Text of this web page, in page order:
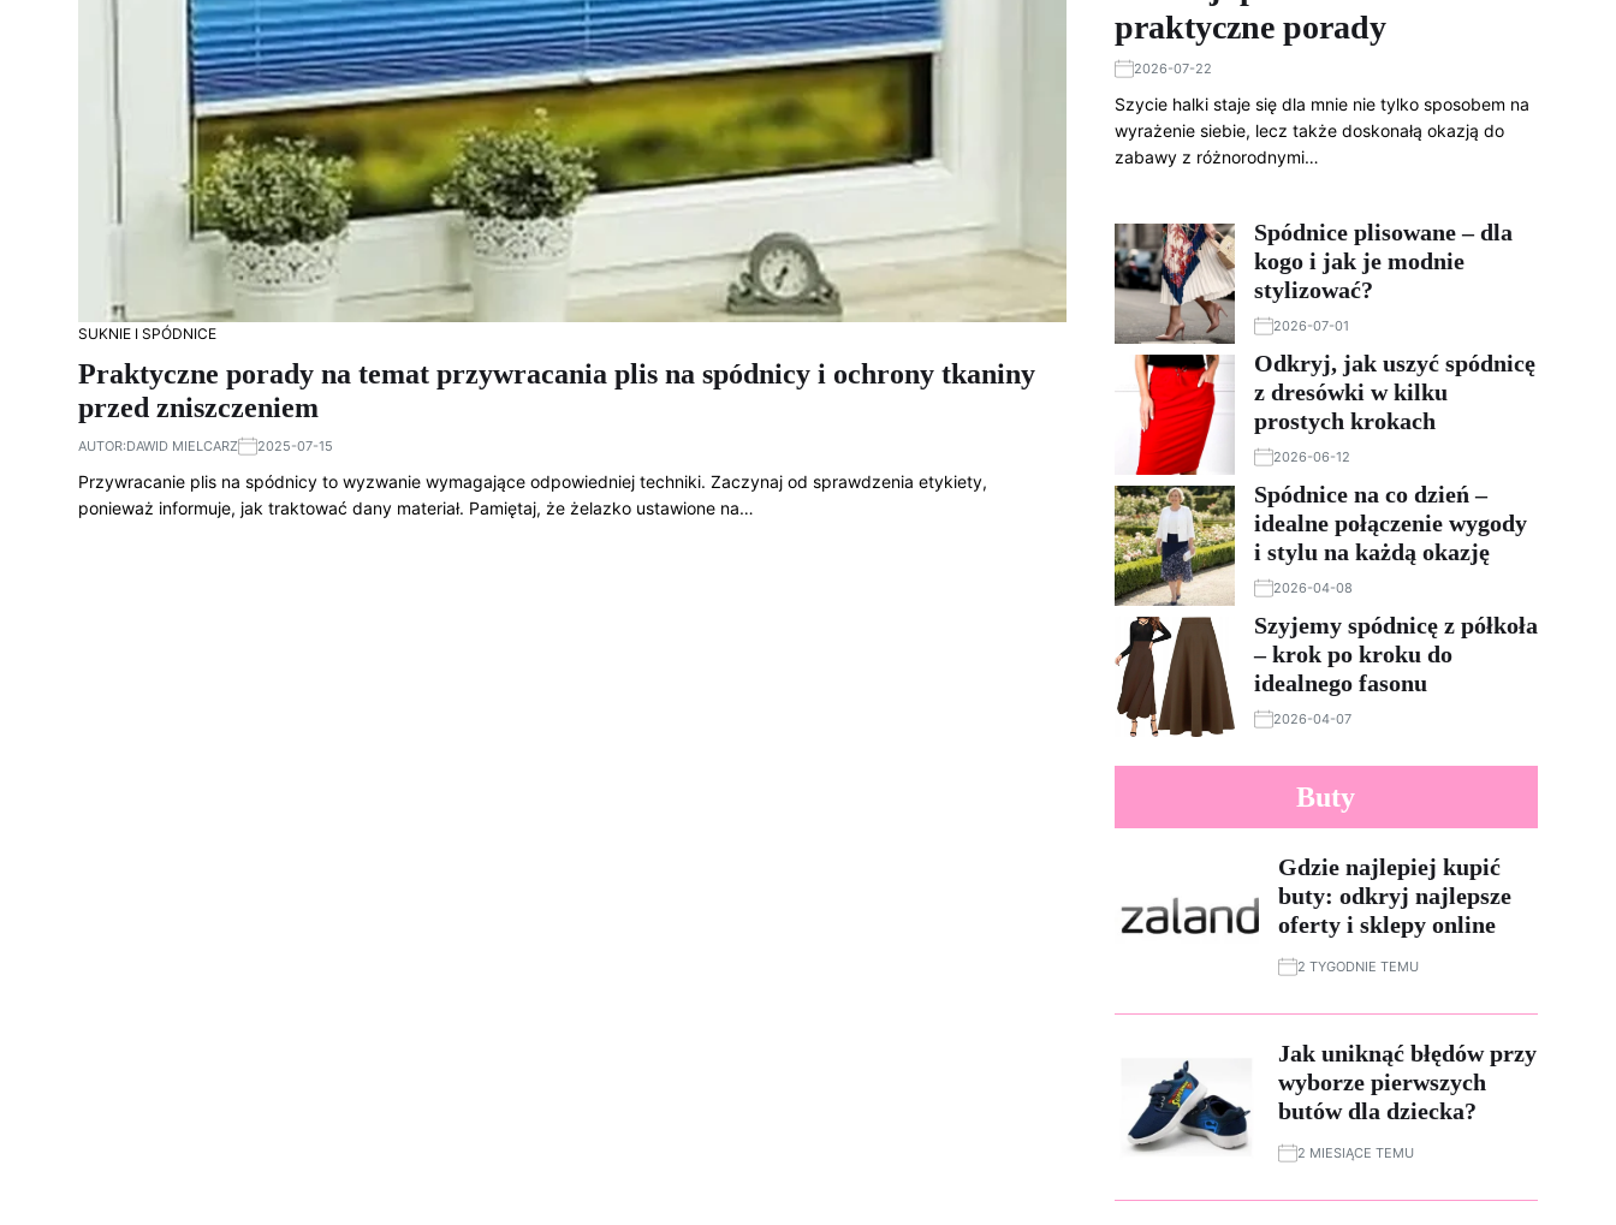
SUKNIE I SPÓDNICE
Praktyczne porady na temat przywracania plis na spódnicy i ochrony tkaniny
przed zniszczeniem
AUTOR:DAWID MIELCARZ 2025-07-15
Przywracanie plis na spódnicy to wyzwanie wymagające odpowiedniej techniki. Zaczynaj od sprawdzenia etykiety,
ponieważ informuje, jak traktować dany materiał. Pamiętaj, że żelazko ustawione na…
praktyczne porady
2026-07-22
Szycie halki staje się dla mnie nie tylko sposobem na
wyrażenie siebie, lecz także doskonałą okazją do
zabawy z różnorodnymi…
Spódnice plisowane – dla
kogo i jak je modnie
stylizować?
2026-07-01
Odkryj, jak uszyć spódnicę
z dresówki w kilku
prostych krokach
2026-06-12
Spódnice na co dzień –
idealne połączenie wygody
i stylu na każdą okazję
2026-04-08
Szyjemy spódnicę z półkoła
– krok po kroku do
idealnego fasonu
2026-04-07
Buty
Gdzie najlepiej kupić
buty: odkryj najlepsze
oferty i sklepy online
2 TYGODNIE TEMU
Jak uniknąć błędów przy
wyborze pierwszych
butów dla dziecka?
2 MIESIĄCE TEMU